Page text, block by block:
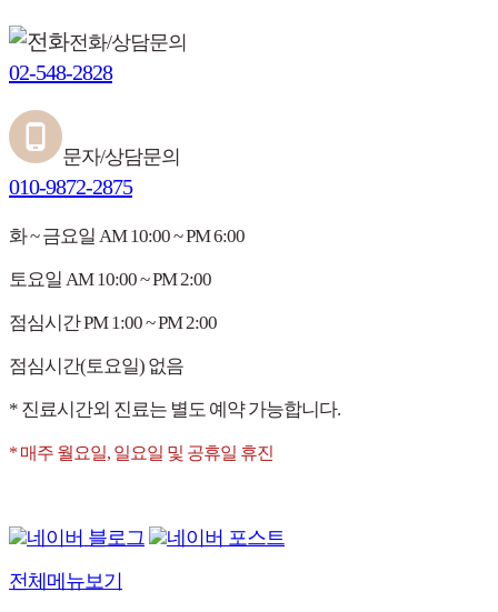
전화/상담문의
02-548-2828
문자/상담문의
010-9872-2875
화 ~ 금요일 AM 10:00 ~ PM 6:00
토요일 AM 10:00 ~ PM 2:00
점심시간PM 1:00 ~ PM 2:00
점심시간(토요일) 없음
* 진료시간외 진료는 별도 예약 가능합니다.
* 매주 월요일, 일요일 및 공휴일 휴진
전체메뉴보기